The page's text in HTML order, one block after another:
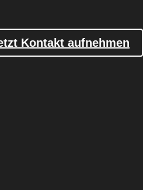
Kontakt aufnehmen